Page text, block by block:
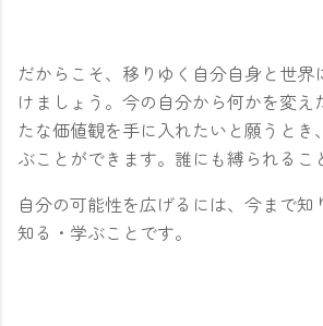
だからこそ、移りゆく自分自身と世
けましょう。今の自分から何かを変
たな価値観を手に入れたいと願うとき
ぶことができます。誰にも縛られるこ
自分の可能性を広げるには、今まで知
知る・学ぶことです。